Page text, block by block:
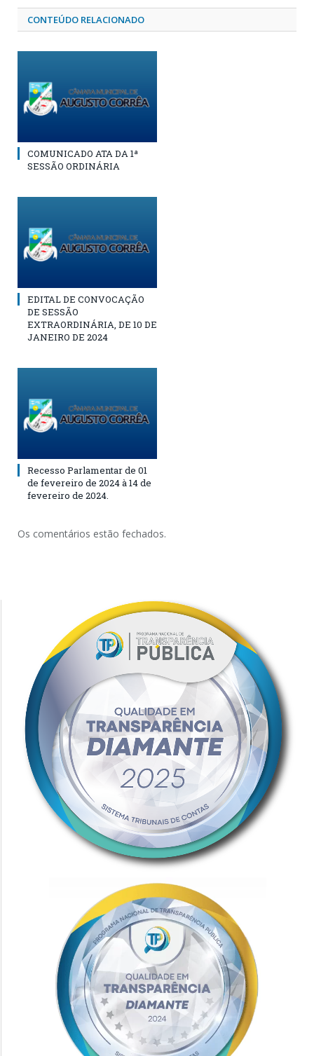
CONTEÚDO RELACIONADO
COMUNICADO ATA DA 1ª
SESSÃO ORDINÁRIA
EDITAL DE CONVOCAÇÃO
DE SESSÃO
EXTRAORDINÁRIA, DE 10 DE
JANEIRO DE 2024
Recesso Parlamentar de 01
de fevereiro de 2024 à 14 de
fevereiro de 2024.
Os comentários estão fechados.